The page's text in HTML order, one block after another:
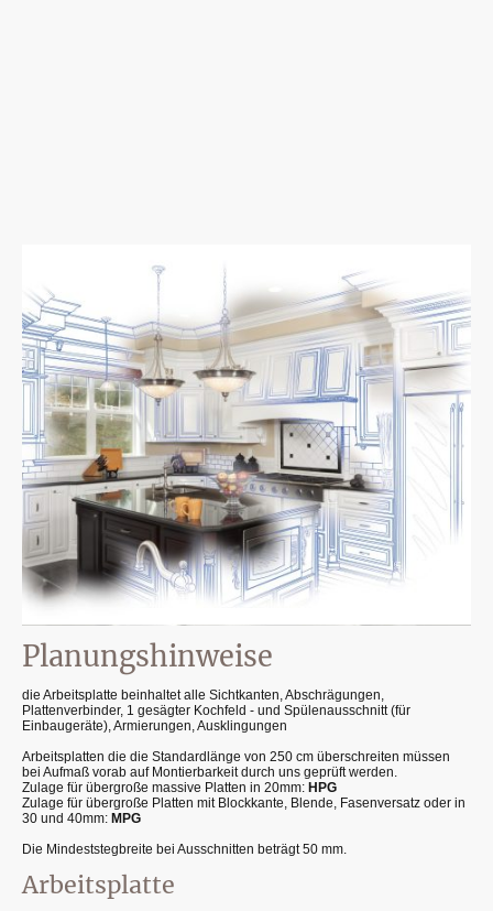
Planungshinweise
die Arbeitsplatte beinhaltet alle Sichtkanten, Abschrägungen,
Plattenverbinder, 1 gesägter Kochfeld - und Spülenausschnitt (für
Einbaugeräte), Armierungen, Ausklingungen
Arbeitsplatten die die Standardlänge von 250 cm überschreiten müssen
bei Aufmaß vorab auf Montierbarkeit durch uns geprüft werden.
Zulage für übergroße massive Platten in 20mm: HPG
Zulage für übergroße Platten mit Blockkante, Blende, Fasenversatz oder in
30 und 40mm: MPG
Die Mindeststegbreite bei Ausschnitten beträgt 50 mm.
Arbeitsplatte